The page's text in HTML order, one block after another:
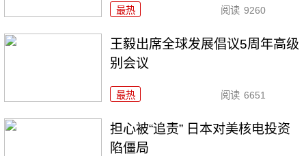
最热 阅读 9260
王毅出席全球发展倡议5周年高级
别会议
最热 阅读 6651
担心被“追责” 日本对美核电投资
陷僵局